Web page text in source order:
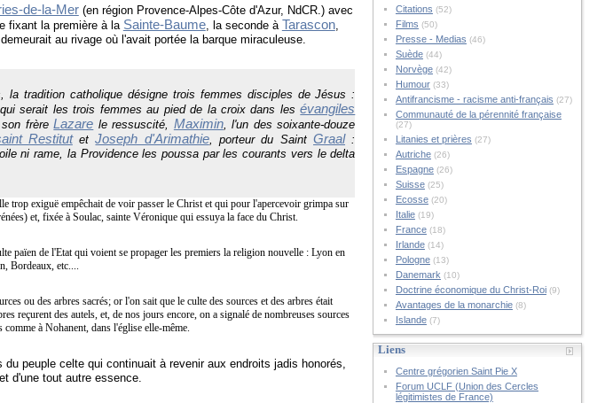
de-la-Mer(en région Provence-Alpes-Côte d'Azur, NdCR.) avec
fixant la première à la Sainte-Baume, la seconde à Tarascon,
au rivage où l'avait portée la barque miraculeuse.
la tradition catholique désigne trois femmes disciples de Jésus :
serait les trois femmes au pied de la croix dans lesévangiles
frèreLazare le ressuscité, Maximin, l'un des soixante-douze
RestitutetJoseph d'Arimathie, porteur du SaintGraal:
ni rame, la Providence les poussa par les courants vers le delta
trop exiguë empêchait de voir passer le Christ et qui pour l'apercevoir grimpa sur
et, fixée à Soulac, sainte Véronique qui essuya la face du Christ.
païen de l'Etat qui voient se propager les premiers la religion nouvelle : Lyon en
Bordeaux, etc....
ou des arbres sacrés; or l'on sait que le culte des sources et des arbres était
reçurent des autels, et, de nos jours encore, on a signalé de nombreuses sources
à Nohanent, dans l'église elle-même.
peuple celte qui continuait à revenir aux endroits jadis honorés,
d'une tout autre essence.
Citations (52)
Films (50)
Presse - Medias (46)
Suède(44)
Norvège(42)
Humour(33)
Antifrancisme - racisme anti-français (27)
Communauté de la pérennité française
(27)
Litanies et prières (27)
Autriche(26)
Espagne(26)
Suisse(25)
Ecosse(20)
Italie(19)
France(18)
Irlande(14)
Pologne(13)
Danemark (10)
Doctrine économique du Christ-Roi(9)
Avantages de la monarchie(8)
Islande(7)
Liens
Centre grégorien Saint Pie X
Forum UCLF (Union des Cercles
légitimistes de France)